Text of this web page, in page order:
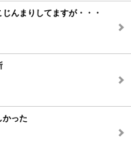
んまりしてますが・・・
かった